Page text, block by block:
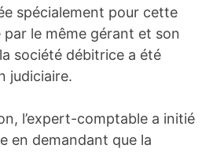
spécialement pour cette
le même gérant et son
société débitrice a été
judiciaire.
l’expert-comptable a initié
en demandant que la